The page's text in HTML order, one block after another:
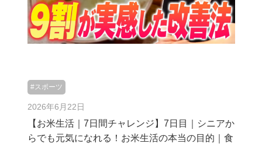
#スポーツ
2026年6月22日
【お米生活｜7日間チャレンジ】7日目｜シニアか
らでも元気になれる！お米生活の本当の目的｜食